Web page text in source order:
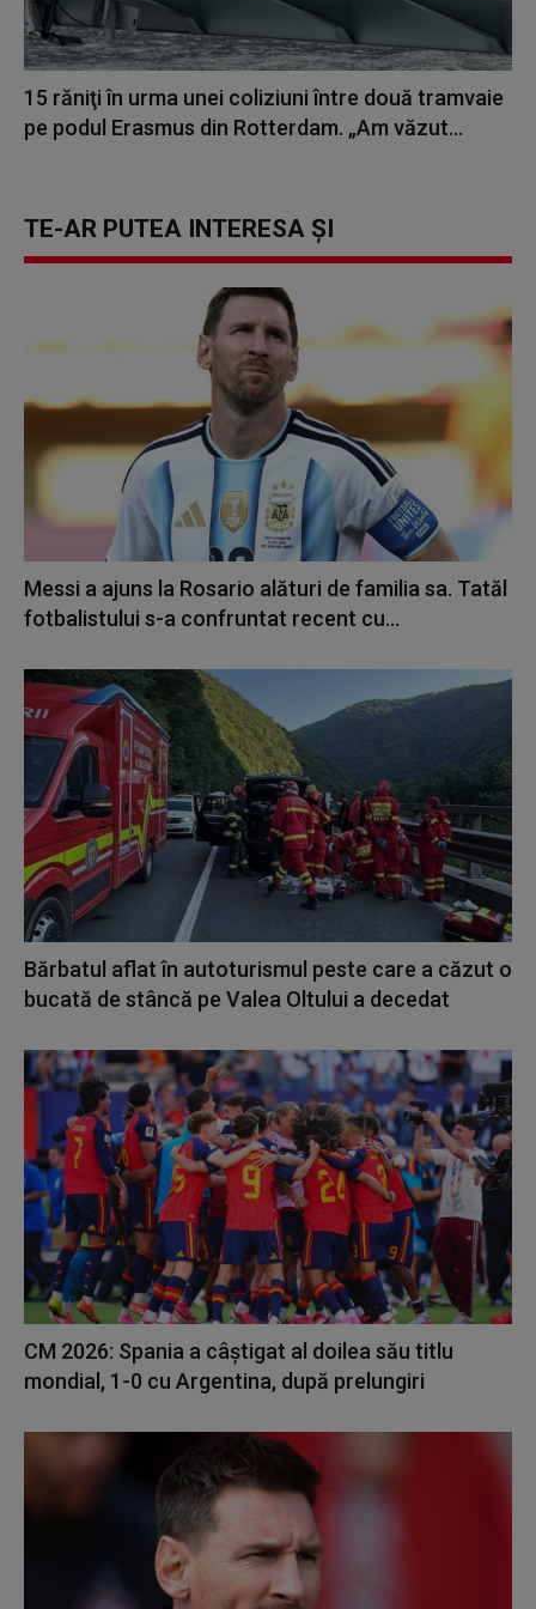
15 răniţi în urma unei coliziuni între două tramvaie
pe podul Erasmus din Rotterdam. „Am văzut...
TE-AR PUTEA INTERESA ȘI
Messi a ajuns la Rosario alături de familia sa. Tatăl
fotbalistului s-a confruntat recent cu...
Bărbatul aflat în autoturismul peste care a căzut o
bucată de stâncă pe Valea Oltului a decedat
CM 2026: Spania a câștigat al doilea său titlu
mondial, 1-0 cu Argentina, după prelungiri